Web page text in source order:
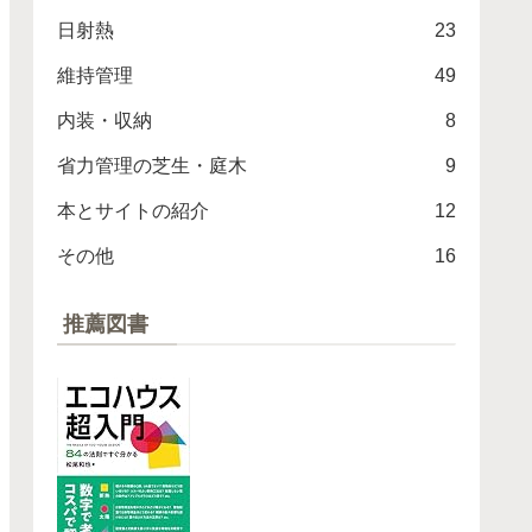
日射熱 23
維持管理 49
内装・収納 8
省力管理の芝生・庭木 9
本とサイトの紹介 12
その他 16
推薦図書